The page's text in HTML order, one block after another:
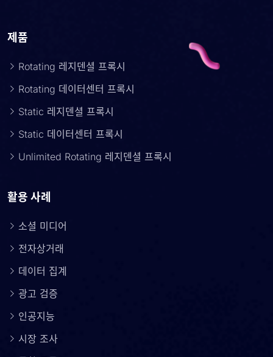
제품
Rotating 레지덴셜 프록시
Rotating 데이터센터 프록시
Static 레지덴셜 프록시
Static 데이터센터 프록시
Unlimited Rotating 레지덴셜 프록시
활용 사례
소셜 미디어
전자상거래
데이터 집계
광고 검증
인공지능
시장 조사